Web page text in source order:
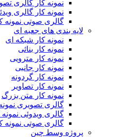
نمونه کار گالری
نمونه کار گالری
گالری صوتی نمونه
لایه بندی های جعبه ای
نمونه کار شبکه ای
نمونه کار بنائی
نمونه کار مترویی
نمونه کار جانبی
نمونه کار گردونه
نمونه کار تصاویر
نمونه کار متن بزرگ
گالری تصویری نمونه
گالری ویدوئی نمونه
گالری صوتی نمونه
پروژه وسط چین